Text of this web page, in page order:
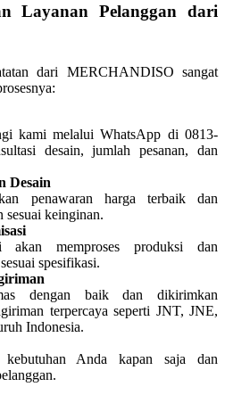
Layanan Pelanggan dari
dari MERCHANDISO sangat
kami melalui WhatsApp di 0813-
desain, jumlah pesanan, dan
Desain
penawaran harga terbaik dan
sesuai keinginan.
akan memproses produksi dan
spesifikasi.
dengan baik dan dikirimkan
terpercaya seperti JNT, JNE,
Indonesia.
Anda kapan saja dan